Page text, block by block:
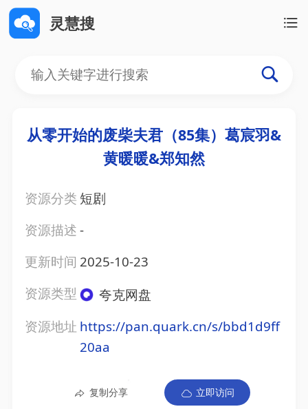
灵慧搜
从零开始的废柴夫君（85集）葛宸羽&
黄暖暖&郑知然
资源分类 短剧
资源描述-
更新时间 2025-10-23
资源类型
夸克网盘
资源地址 https://pan.quark.cn/s/bbd1d9ff
20aa
复制分享 立即访问